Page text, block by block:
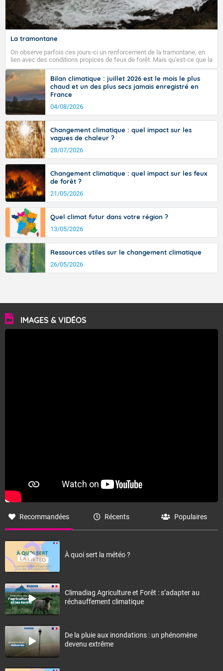
La tramontane
On observe parfois ces jours-ci un renforcement de la tramontane, en
lien avec des conditions propices de feux de forêt. Mais qu'est-ce que la
tramontane ? Quelles sont ses caractéristiques ? La tramontane est un
vent turbulent soufflant de secteur nord-ouest à nord, ou ouest à nord-
ouest, dans un secteur qui part du Roussillon à la vallée de l’Aude et à
l’ouest de l’Hérault. L’étymologie de ce vent vient du latin trasmontanus,
signifiant au-delà des monts, en allusion aux régions montagneuses
d’où provient ce vent.
Bilan climatique : juillet 2026 est le mois le plus
chaud et un des plus secs jamais enregistré en
France
04/08/2026
Changement climatique : quel impact sur les
vagues de chaleur ?
28/07/2026
Changement climatique : quel impact sur les feux
de forêt ?
21/05/2026
Quel climat futur dans votre région ?
13/05/2026
Ressources utiles sur le changement climatique
26/05/2026
IMAGES & VIDÉOS
Recommandées Récents Populaires
À quoi sert la météo ?
Climadiag Agriculture et Forêt : s’adapter au
réchauffement climatique
De la pluie aux inondations : un phénomène
devenu extrême